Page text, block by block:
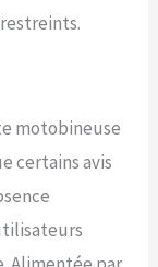
motobineuse
certains avis